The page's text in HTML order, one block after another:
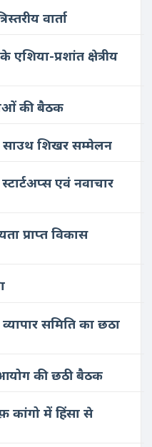
वार्ता
प्रशांत क्षेत्रीय
की बैठक
शिखर सम्मेलन
एवं नवाचार
प्राप्त विकास
समिति का छठा
की छठी बैठक
कांगो में हिंसा से